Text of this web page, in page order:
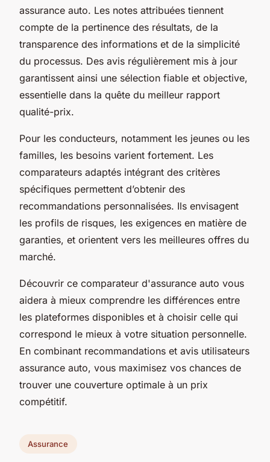
assurance auto. Les notes attribuées tiennent
compte de la pertinence des résultats, de la
transparence des informations et de la simplicité
du processus. Des avis régulièrement mis à jour
garantissent ainsi une sélection fiable et objective,
essentielle dans la quête du meilleur rapport
qualité-prix.
Pour les conducteurs, notamment les jeunes ou les
familles, les besoins varient fortement. Les
comparateurs adaptés intégrant des critères
spécifiques permettent d’obtenir des
recommandations personnalisées. Ils envisagent
les profils de risques, les exigences en matière de
garanties, et orientent vers les meilleures offres du
marché.
Découvrir ce comparateur d'assurance auto vous
aidera à mieux comprendre les différences entre
les plateformes disponibles et à choisir celle qui
correspond le mieux à votre situation personnelle.
En combinant recommandations et avis utilisateurs
assurance auto, vous maximisez vos chances de
trouver une couverture optimale à un prix
compétitif.
Assurance